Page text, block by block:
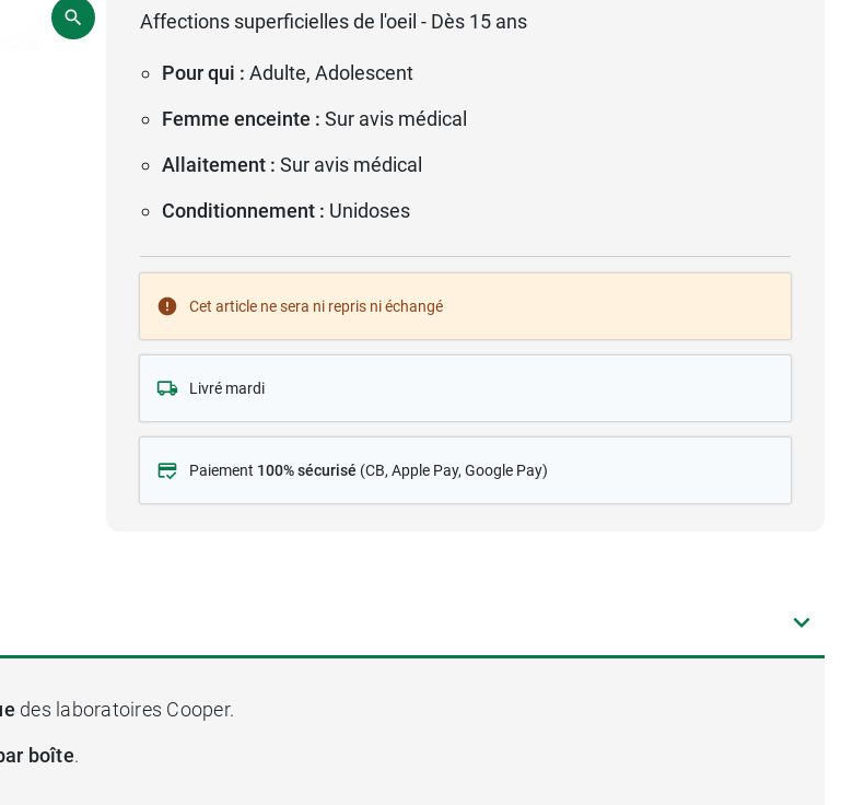
Affections superficielles de l'oeil - Dès 15 ans
Pour qui : Adulte, Adolescent
Femme enceinte : Sur avis médical
Allaitement : Sur avis médical
Conditionnement : Unidoses
Cet article ne sera ni repris ni échangé
Livré mardi
Paiement 100% sécurisé (CB, Apple Pay, Google Pay)
des laboratoires Cooper.
boîte.